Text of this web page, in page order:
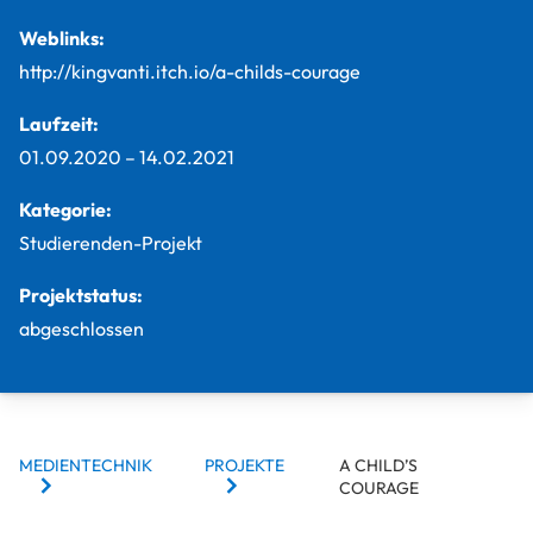
Weblinks:
http://kingvanti.itch.io/a-childs-courage
Laufzeit:
01.09.2020 – 14.02.2021
Kategorie:
Studierenden-Projekt
Projektstatus:
abgeschlossen
BREADCRUMBS
MEDIENTECHNIK PROJEKTE
A CHILD’S
COURAGE